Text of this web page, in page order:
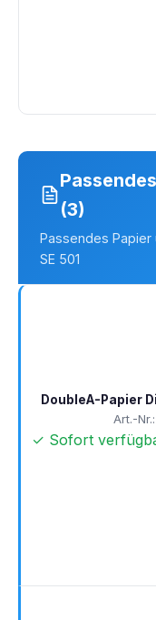
(3)
Passendes Papier
SE 501
DoubleA-Papier
Art.-
✓ Sofort